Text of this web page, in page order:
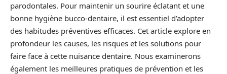
parodontales. Pour maintenir un sourire éclatant et une
bonne hygiène bucco-dentaire, il est essentiel d’adopter
des habitudes préventives efficaces. Cet article explore en
profondeur les causes, les risques et les solutions pour
faire face à cette nuisance dentaire. Nous examinerons
également les meilleures pratiques de prévention et les